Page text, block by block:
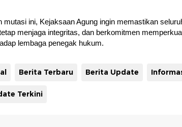
mutasi ini, Kejaksaan Agung ingin memastikan
menjaga integritas, dan berkomitmen
lembaga penegak hukum.
Berita Terbaru Berita Update
Terkini